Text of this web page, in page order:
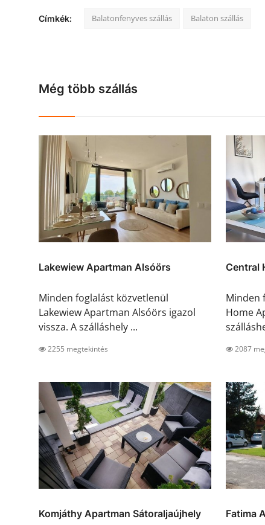
Címkék: Balatonfenyves szállás Balaton szállás
Még több szállás
Lakewiew Apartman Alsóörs
Minden foglalást közvetlenül
Lakewiew Apartman Alsóörs igazol
vissza. A szálláshely ...
2255 megtekintés
Central
Minden
Home
2087
Komjáthy Apartman Sátoraljaújhely Fatima